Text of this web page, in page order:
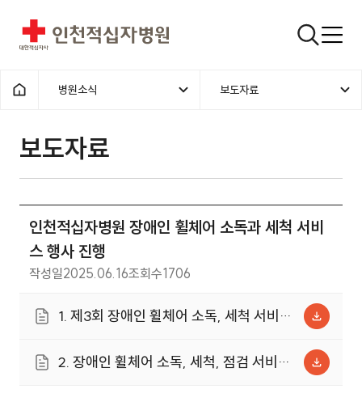
인천적십자병원 검색창
홈으로
병원소식 보도자료
보도자료
인천적십자병원 장애인 휠체어 소독과 세척 서비
스 행사 진행
작성일2025.06.16조회수1706
1. 제3회 장애인 휠체어 소독, 세척 서비스
2. 장애인 휠체어 소독, 세척, 점검 서비스